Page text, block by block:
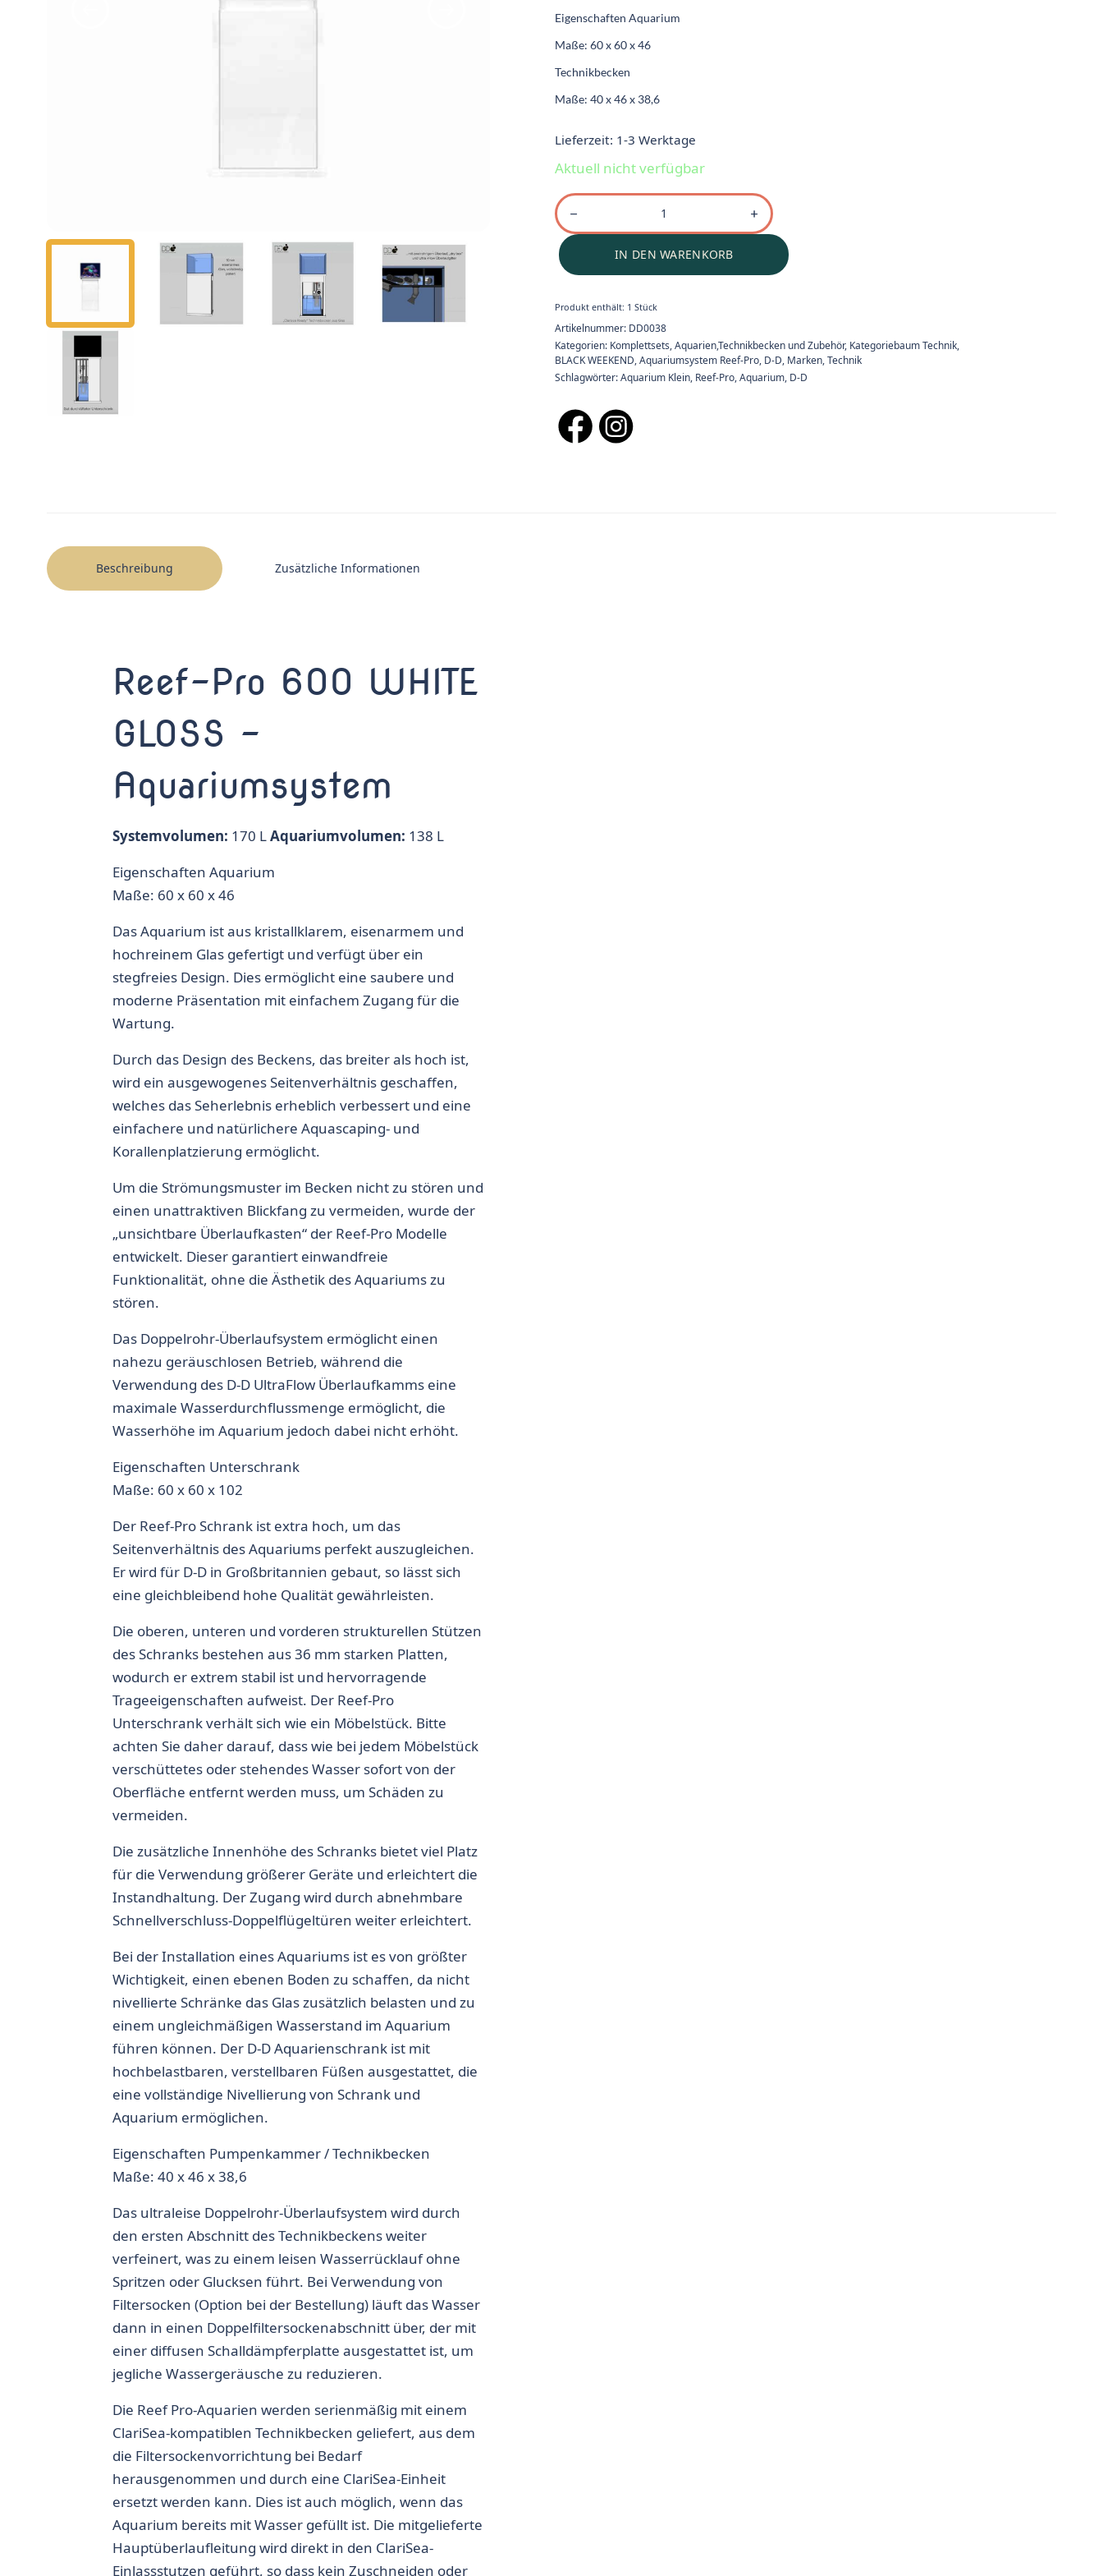
Eigenschaften Aquarium
Maße: 60 x 60 x 46
Technikbecken
Maße: 40 x 46 x 38,6
Lieferzeit: 1-3 Werktage
Aktuell nicht verfügbar
IN DEN WARENKORB
Produkt enthält: 1Stück
Artikelnummer: DD0038
Kategorien: Komplettsets,Aquarien,Technikbecken und Zubehör, Kategoriebaum Technik,
BLACK WEEKEND,Aquariumsystem Reef-Pro, D-D, Marken,Technik
Schlagwörter:Aquarium Klein, Reef-Pro,Aquarium, D-D
Beschreibung Zusätzliche Informationen
Reef-Pro 600 WHITE
GLOSS –
Aquariumsystem
Systemvolumen: 170 LAquariumvolumen: 138 L
Eigenschaften Aquarium
Maße: 60 x 60 x 46
Das Aquarium ist aus kristallklarem, eisenarmem und
hochreinem Glas gefertigt und verfügt über ein
stegfreies Design. Dies ermöglicht eine saubere und
moderne Präsentation mit einfachem Zugang für die
Wartung.
Durch das Design des Beckens, das breiter als hoch ist,
wird ein ausgewogenes Seitenverhältnis geschaffen,
welches das Seherlebnis erheblich verbessert und eine
einfachere und natürlichere Aquascaping- und
Korallenplatzierung ermöglicht.
Um die Strömungsmuster im Becken nicht zu stören und
einen unattraktiven Blickfang zu vermeiden, wurde der
„unsichtbare Überlaufkasten“ der Reef-Pro Modelle
entwickelt. Dieser garantiert einwandfreie
Funktionalität, ohne die Ästhetik des Aquariums zu
stören.
Das Doppelrohr-Überlaufsystem ermöglicht einen
nahezu geräuschlosen Betrieb, während die
Verwendung des D-D UltraFlow Überlaufkamms eine
maximale Wasserdurchflussmenge ermöglicht, die
Wasserhöhe im Aquarium jedoch dabei nicht erhöht.
Eigenschaften Unterschrank
Maße: 60 x 60 x 102
Der Reef-Pro Schrank ist extra hoch, um das
Seitenverhältnis des Aquariums perfekt auszugleichen.
Er wird für D-D in Großbritannien gebaut, so lässt sich
eine gleichbleibend hohe Qualität gewährleisten.
Die oberen, unteren und vorderen strukturellen Stützen
des Schranks bestehen aus 36 mm starken Platten,
wodurch er extrem stabil ist und hervorragende
Trageeigenschaften aufweist. Der Reef-Pro
Unterschrank verhält sich wie ein Möbelstück. Bitte
achten Sie daher darauf, dass wie bei jedem Möbelstück
verschüttetes oder stehendes Wasser sofort von der
Oberfläche entfernt werden muss, um Schäden zu
vermeiden.
Die zusätzliche Innenhöhe des Schranks bietet viel Platz
für die Verwendung größerer Geräte und erleichtert die
Instandhaltung. Der Zugang wird durch abnehmbare
Schnellverschluss-Doppelflügeltüren weiter erleichtert.
Bei der Installation eines Aquariums ist es von größter
Wichtigkeit, einen ebenen Boden zu schaffen, da nicht
nivellierte Schränke das Glas zusätzlich belasten und zu
einem ungleichmäßigen Wasserstand im Aquarium
führen können. Der D-D Aquarienschrank ist mit
hochbelastbaren, verstellbaren Füßen ausgestattet, die
eine vollständige Nivellierung von Schrank und
Aquarium ermöglichen.
Eigenschaften Pumpenkammer / Technikbecken
Maße: 40 x 46 x 38,6
Das ultraleise Doppelrohr-Überlaufsystem wird durch
den ersten Abschnitt des Technikbeckens weiter
verfeinert, was zu einem leisen Wasserrücklauf ohne
Spritzen oder Glucksen führt. Bei Verwendung von
Filtersocken (Option bei der Bestellung) läuft das Wasser
dann in einen Doppelfiltersockenabschnitt über, der mit
einer diffusen Schalldämpferplatte ausgestattet ist, um
jegliche Wassergeräusche zu reduzieren.
Die Reef Pro-Aquarien werden serienmäßig mit einem
ClariSea-kompatiblen Technikbecken geliefert, aus dem
die Filtersockenvorrichtung bei Bedarf
herausgenommen und durch eine ClariSea-Einheit
ersetzt werden kann. Dies ist auch möglich, wenn das
Aquarium bereits mit Wasser gefüllt ist. Die mitgelieferte
Hauptüberlaufleitung wird direkt in den ClariSea-
Einlassstutzen geführt, so dass kein Zuschneiden oder